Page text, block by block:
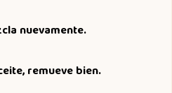
nuevamente.
remueve bien.